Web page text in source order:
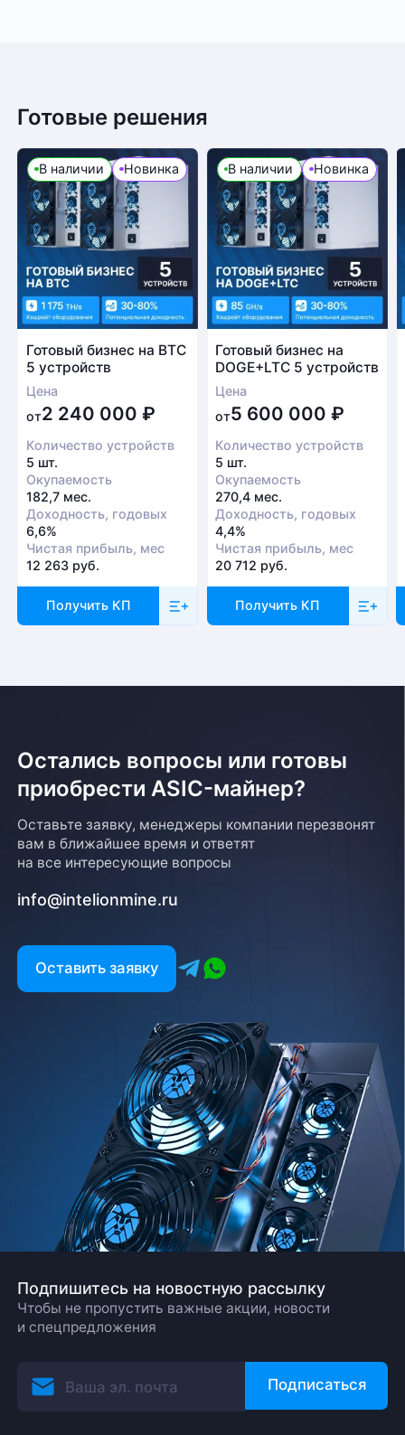
Готовые решения
В наличии Новинка
Готовый бизнес на BTC
5 устройств
Цена
от2 240 000 ₽
Количество устройств
5 шт.
Окупаемость
182,7 мес.
Доходность, годовых
6,6%
Чистая прибыль, мес
12 263 руб.
Получить КП
В наличии Новинка
Готовый бизнес на
DOGE+LTC 5 устройств
Цена
от5 600 000₽
Количество устройств
5 шт.
Окупаемость
270,4 мес.
Доходность, годовых
4,4%
Чистая прибыль, мес
20 712 руб.
Получить КП
Остались вопросы или готовы
приобрести ASIC-майнер?
Оставьте заявку, менеджеры компании перезвонят
вам в ближайшее время и ответят
на все интересующие вопросы
info@intelionmine.ru
Оставить заявку
Подпишитесь на новостную рассылку
Чтобы не пропустить важные акции, новости
и спецпредложения
Подписаться